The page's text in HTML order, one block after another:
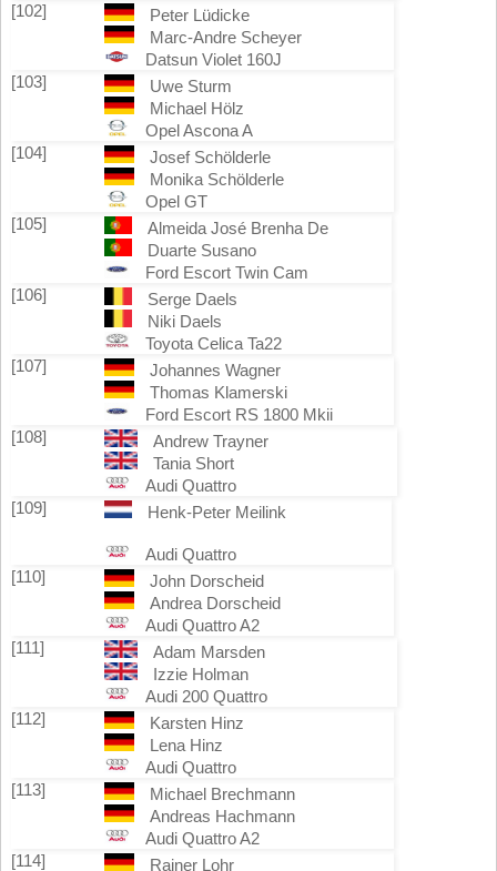
[102]
Peter Lüdicke
Marc-Andre Scheyer
Datsun Violet 160J
[103]
Uwe Sturm
Michael Hölz
Opel Ascona A
[104]
Josef Schölderle
Monika Schölderle
Opel GT
[105]
Almeida José Brenha De
Duarte Susano
Ford Escort Twin Cam
[106]
Serge Daels
Niki Daels
Toyota Celica Ta22
[107]
Johannes Wagner
Thomas Klamerski
Ford Escort RS 1800 Mkii
[108]
Andrew Trayner
Tania Short
Audi Quattro
[109]
Henk-Peter Meilink
Audi Quattro
[110]
John Dorscheid
Andrea Dorscheid
Audi Quattro A2
[111]
Adam Marsden
Izzie Holman
Audi 200 Quattro
[112]
Karsten Hinz
Lena Hinz
Audi Quattro
[113]
Michael Brechmann
Andreas Hachmann
Audi Quattro A2
[114]
Rainer Lohr